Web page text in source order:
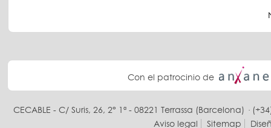
Con el patrocinio de
CECABLE - C/ Suris, 26, 2° 1ª - 08221 Terrassa (Barcelona) ·
Aviso legal
Sitemap